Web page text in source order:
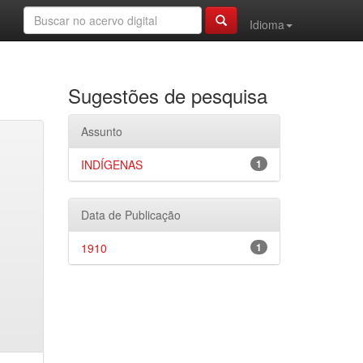
Idioma
Sugestões de pesquisa
Assunto
1
INDÍGENAS
Data de Publicação
1
1910